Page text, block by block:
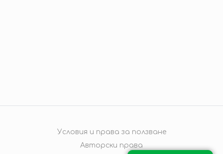
Условия и права за ползване
Авторски права